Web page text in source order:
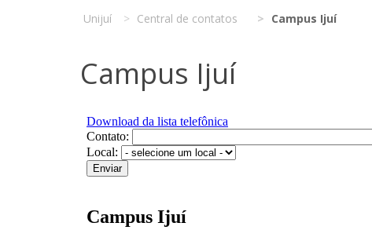
Unijuí Central de contatos Campus Ijuí
Campus Ijuí